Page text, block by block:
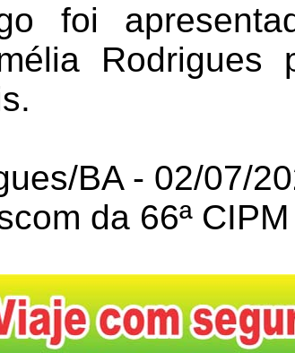
foi
Rodrigues
BA - 02/07/
da 66ª CIPM